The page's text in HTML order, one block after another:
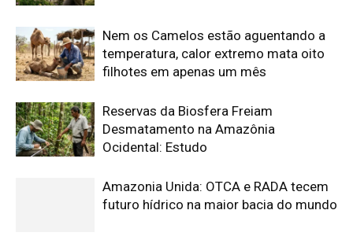
Nem os Camelos estão aguentando a
temperatura, calor extremo mata oito
filhotes em apenas um mês
Reservas da Biosfera Freiam
Desmatamento na Amazônia
Ocidental: Estudo
Amazonia Unida: OTCA e RADA tecem
futuro hídrico na maior bacia do mundo